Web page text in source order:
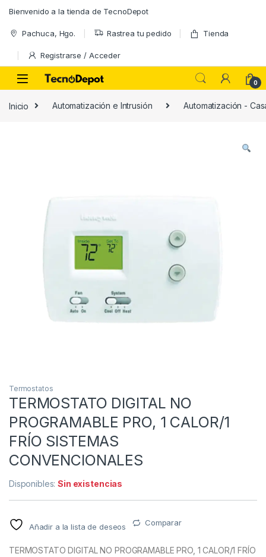
Bienvenido a la tienda de TecnoDepot
Pachuca, Hgo. Rastrea tu pedido Tienda
Registrarse / Acceder
0
Inicio Automatización e Intrusión Automatización -
Termostatos
TERMOSTATO DIGITAL NO
PROGRAMABLE PRO, 1 CALOR/1
FRÍO SISTEMAS
CONVENCIONALES
Disponibles:Sin existencias
Añadir a la lista de deseos Comparar
TERMOSTATO DIGITAL NO PROGRAMABLE PRO, 1 CALOR/1 FRÍO